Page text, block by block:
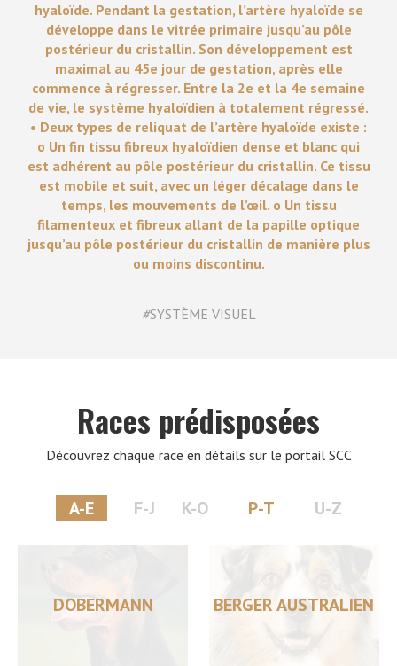
hyaloïde. Pendant la gestation, l’artère hyaloïde se
développe dans le vitrée primaire jusqu’au pôle
postérieur du cristallin. Son développement est
maximal au 45e jour de gestation, après elle
commence à régresser. Entre la 2e et la 4e semaine
de vie, le système hyaloïdien à totalement régressé.
• Deux types de reliquat de l’artère hyaloïde existe :
o Un fin tissu fibreux hyaloïdien dense et blanc qui
est adhérent au pôle postérieur du cristallin. Ce tissu
est mobile et suit, avec un léger décalage dans le
temps, les mouvements de l’œil. o Un tissu
filamenteux et fibreux allant de la papille optique
jusqu’au pôle postérieur du cristallin de manière plus
ou moins discontinu.
#SYSTÈME VISUEL
Races prédisposées
Découvrez chaque race en détails sur le portail SCC
A-E F-J K-O P-T U-Z
DOBERMANN BERGER AUSTRALIEN